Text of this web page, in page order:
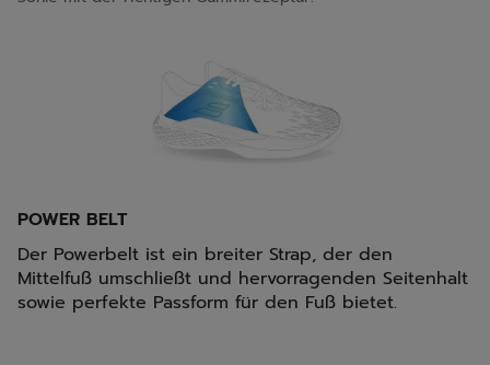
POWER BELT
Der Powerbelt ist ein breiter Strap, der den
Mittelfuß umschließt und hervorragenden Seitenhalt
sowie perfekte Passform für den Fuß bietet.